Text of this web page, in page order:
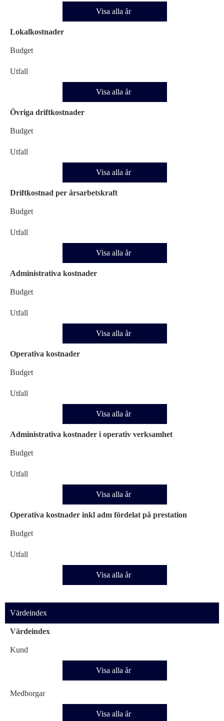
Visa alla år
Lokalkostnader
Budget
Utfall
Visa alla år
Övriga driftkostnader
Budget
Utfall
Visa alla år
Driftkostnad per årsarbetskraft
Budget
Utfall
Visa alla år
Administrativa kostnader
Budget
Utfall
Visa alla år
Operativa kostnader
Budget
Utfall
Visa alla år
Administrativa kostnader i operativ verksamhet
Budget
Utfall
Visa alla år
Operativa kostnader inkl adm fördelat på prestation
Budget
Utfall
Visa alla år
Värdeindex
Värdeindex
Kund
Visa alla år
Medborgar
Visa alla år